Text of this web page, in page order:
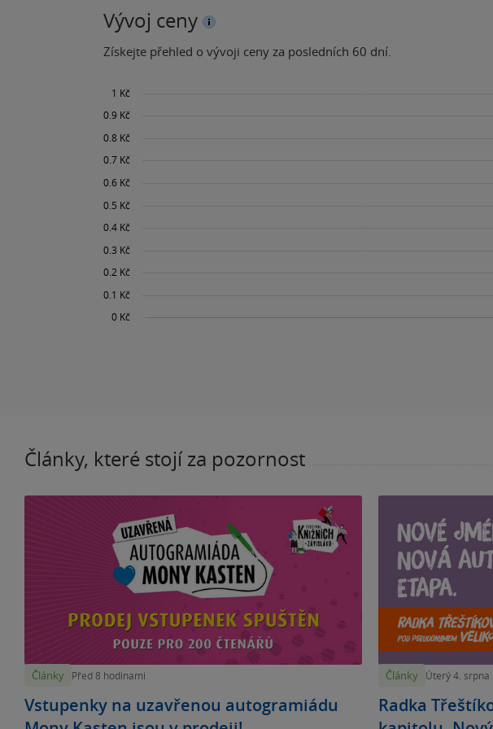
Vývoj ceny
Získejte přehled o vývoji ceny za posledních 60 dní.
Články, které stojí za pozornost
Články Před 8 hodinami
Vstupenky na uzavřenou autogramiádu
Články Úterý 4. srpna
Radka